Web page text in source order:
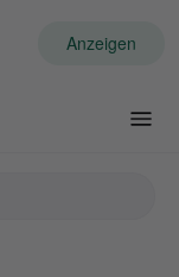
Anzeigen